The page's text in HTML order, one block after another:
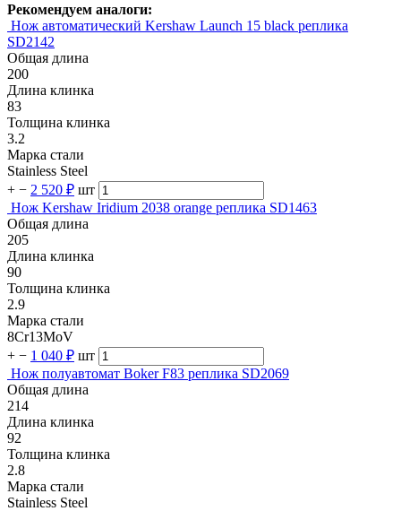
Рекомендуем аналоги:
Нож автоматический Kershaw Launch 15 black реплика
SD2142
Общая длина
200
Длина клинка
83
Толщина клинка
3.2
Марка стали
Stainless Steel
+ − 2 520 ₽ шт
Нож Kershaw Iridium 2038 orange реплика SD1463
Общая длина
205
Длина клинка
90
Толщина клинка
2.9
Марка стали
8Cr13MoV
+ − 1 040 ₽ шт
Нож полуавтомат Boker F83 реплика SD2069
Общая длина
214
Длина клинка
92
Толщина клинка
2.8
Марка стали
Stainless Steel